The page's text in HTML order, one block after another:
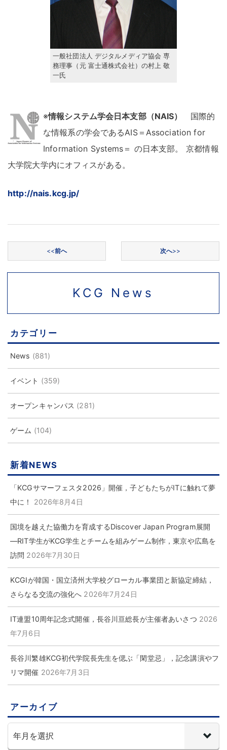
一般社団法人 デジタルメディア協会 専
務理事（元 富士通株式会社）の村上 敬
一氏
※情報システム学会日本支部（NAIS）
国際的
な情報系の学会であるAIS＝Association for
Information Systems＝ の日本支部。
京都情報
大学院大学内にオフィスがある 。
http://nais.kcg.jp/
<<前へ 次へ>>
KCG News
カテゴリー
News (881)
イベント (359)
オープンキャンパス (281)
ゲーム (104)
新着NEWS
「KCGサマーフェスタ2026」開催，子どもたちがITに触れて夢
中に！
2026年8月4日
国境を越えた協働力を育成するDiscover Japan Program展開
―RIT学生がKCG学生とチームを組みゲーム制作，東京や広島を
訪問 2026年7月30日
KCGIが韓国・国立済州大学校グローカル事業団と新協定締結，
さらなる交流の強化へ 2026年7月24日
IT連盟10周年記念式開催，長谷川亘総長が主催者あいさつ 2026
年7月6日
長谷川繁雄KCG初代学院長先生を偲ぶ「閑堂忌」，記念講演やフ
リマ開催 2026年7月3日
アーカイブ